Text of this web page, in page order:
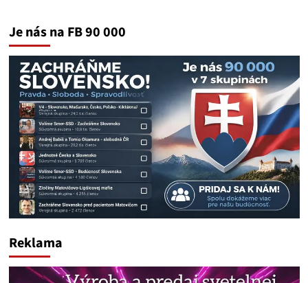
Je nás na FB 90 000
Reklama